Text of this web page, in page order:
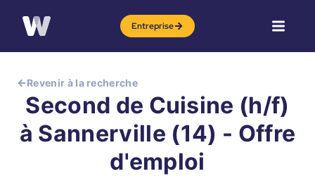
Entreprise
Revenir à la recherche
Second de Cuisine (h/f)
à Sannerville (14) - Offre
d'emploi